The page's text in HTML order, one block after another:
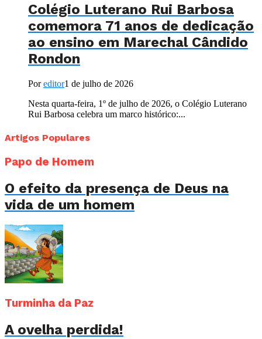
Colégio Luterano Rui Barbosa
comemora 71 anos de dedicação
ao ensino em Marechal Cândido
Rondon
Poreditor1 de julho de 2026
Nesta quarta-feira, 1º de julho de 2026, o Colégio Luterano
Rui Barbosa celebra um marco histórico:...
Artigos Populares
Papo de Homem
O efeito da presença de Deus na
vida de um homem
Turminha da Paz
A ovelha perdida!